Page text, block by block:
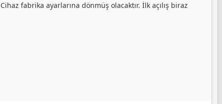
fabrika ayarlarına dönmüş olacaktır. İlk açılış biraz